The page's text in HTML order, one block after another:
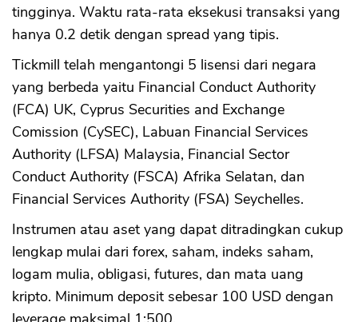
tingginya. Waktu rata-rata eksekusi transaksi yang
hanya 0.2 detik dengan spread yang tipis.
Tickmill telah mengantongi 5 lisensi dari negara
yang berbeda yaitu Financial Conduct Authority
(FCA) UK, Cyprus Securities and Exchange
Comission (CySEC), Labuan Financial Services
Authority (LFSA) Malaysia, Financial Sector
Conduct Authority (FSCA) Afrika Selatan, dan
Financial Services Authority (FSA) Seychelles.
Instrumen atau aset yang dapat ditradingkan cukup
lengkap mulai dari forex, saham, indeks saham,
logam mulia, obligasi, futures, dan mata uang
kripto. Minimum deposit sebesar 100 USD dengan